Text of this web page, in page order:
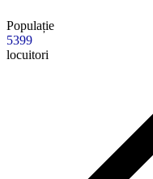
Populație
5399
locuitori